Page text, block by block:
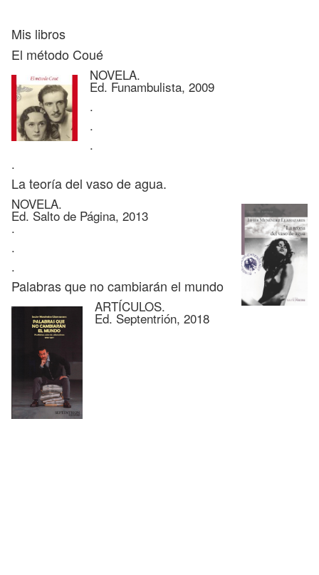
Mis libros
El método Coué
NOVELA.
Ed. Funambulista, 2009
.
.
.
.
La teoría del vaso de agua.
NOVELA.
Ed. Salto de Página, 2013
.
.
.
Palabras que no cambiarán el mundo
ARTÍCULOS.
Ed. Septentrión, 2018